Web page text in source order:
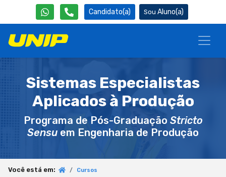
Candidato(a) Aluno(a)
Sistemas Especialistas
Aplicados à Produção
Programa de Pós-Graduação Stricto
Sensu em Engenharia de Produção
Você está em:
Cursos